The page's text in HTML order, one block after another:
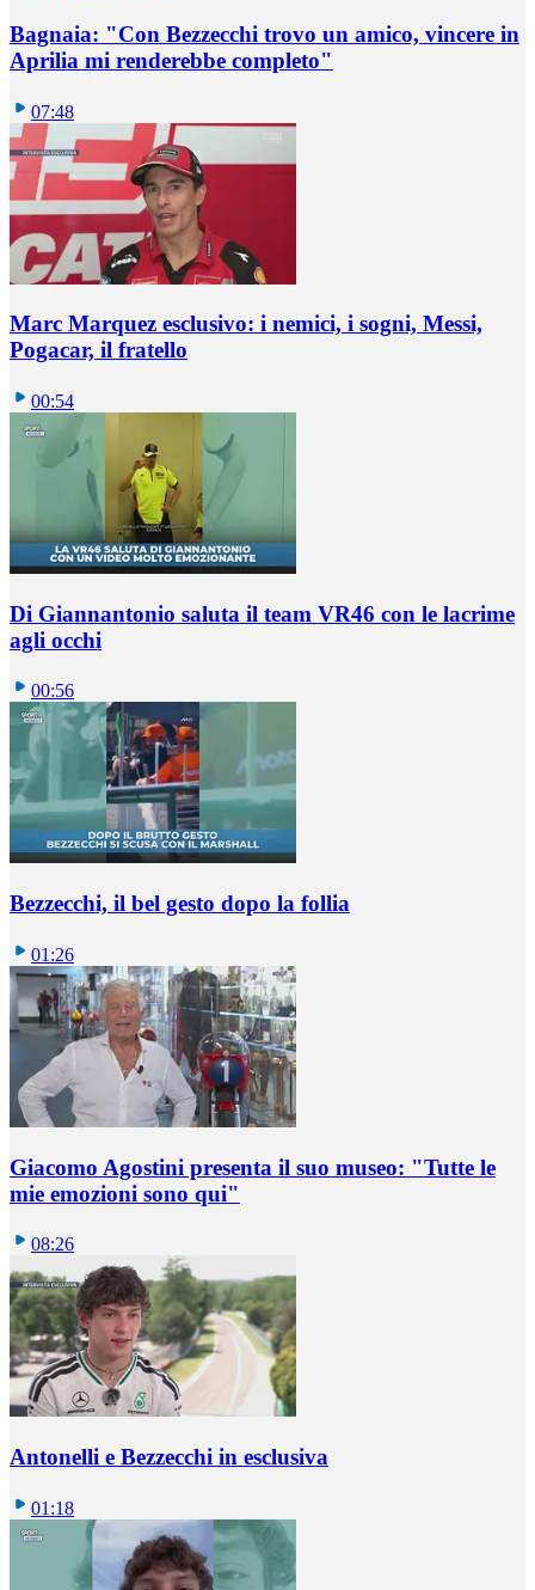
Bagnaia: "Con Bezzecchi trovo un amico, vincere in
Aprilia mi renderebbe completo"
07:48
Marc Marquez esclusivo: i nemici, i sogni, Messi,
Pogacar, il fratello
00:54
Di Giannantonio saluta il team VR46 con le lacrime
agli occhi
00:56
Bezzecchi, il bel gesto dopo la follia
01:26
Giacomo Agostini presenta il suo museo: "Tutte le
mie emozioni sono qui"
08:26
Antonelli e Bezzecchi in esclusiva
01:18